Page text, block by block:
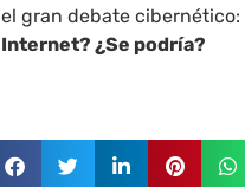
el gran debate cibernético:
Internet? ¿Se podría?